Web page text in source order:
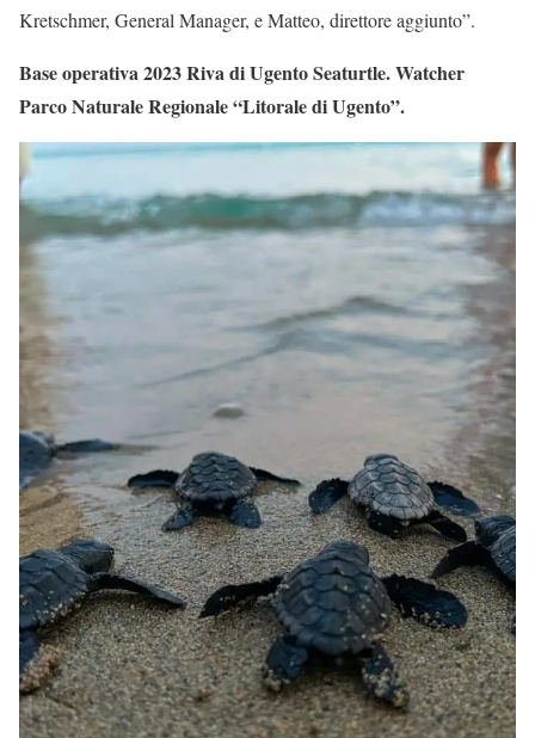
Kretschmer, General Manager, e Matteo, direttore aggiunto”.
Base operativa 2023 Riva di Ugento Seaturtle. Watcher
Parco Naturale Regionale “Litorale di Ugento”.